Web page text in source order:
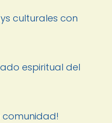
culturales con
espiritual del
comunidad!